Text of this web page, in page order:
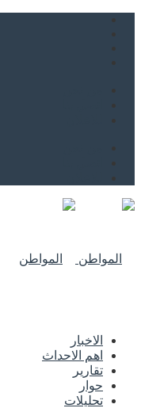
الاخبار
اهم الاحداث
تقارير
حوار
تحليلات